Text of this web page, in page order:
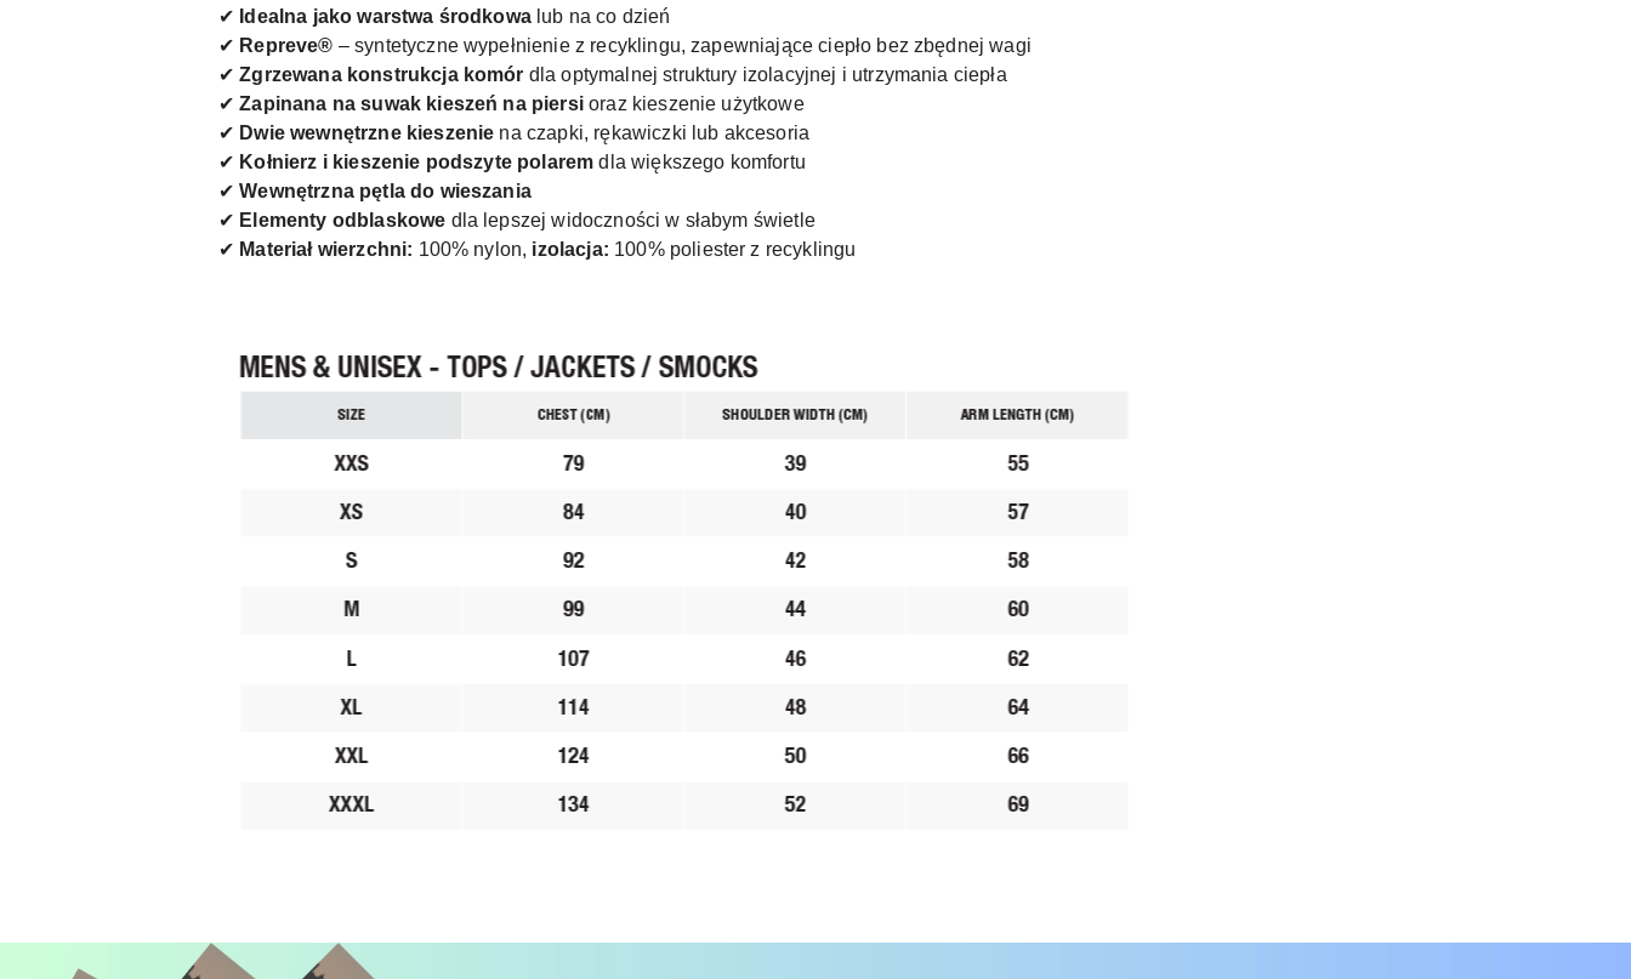
✔ Idealna jako warstwa środkowalub na co dzień
✔ Repreve® – syntetyczne wypełnienie z recyklingu, zapewniające ciepło bez zbędnej wagi
✔Zgrzewana konstrukcja komór dla optymalnej struktury izolacyjnej i utrzymania ciepła
✔Zapinana na suwak kieszeń na piersioraz kieszenie użytkowe
✔ Dwie wewnętrzne kieszenie na czapki, rękawiczki lub akcesoria
✔ Kołnierz i kieszenie podszyte polarem dla większego komfortu
✔Wewnętrzna pętla do wieszania
✔ Elementy odblaskowe dla lepszej widoczności w słabym świetle
✔ Materiał wierzchni: 100% nylon, izolacja: 100% poliester z recyklingu